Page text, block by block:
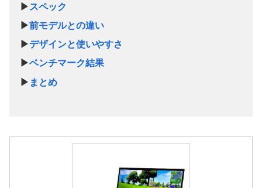
▶ スペック
▶前モデルとの違い
▶デザインと使いやすさ
▶ベンチマーク結果
▶ まとめ